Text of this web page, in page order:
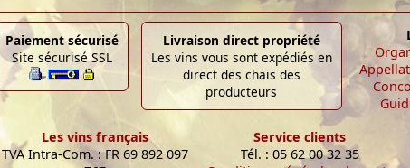
Paiement sécurisé
Site sécurisé SSL
Livraison direct propriété
Les vins vous sont expédiés en
direct des chais des
producteurs
Les vins français
TVA Intra-Com. : FR 69 892 097
Service clients
Tél. : 05 62 00 32 35